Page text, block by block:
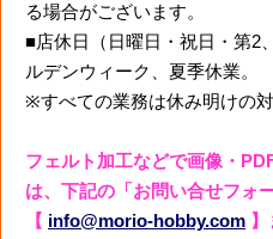
る場合がございます。
■店休日（日曜日・祝日・第2
ルデンウィーク、夏季休業。
※すべての業務は休み明けの対
フェルト加工などで画像・
は、下記の「お問い合せフォ
【 info@morio-hobby.com